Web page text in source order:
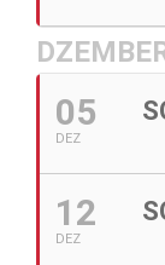
05
DEZ
12
DEZ